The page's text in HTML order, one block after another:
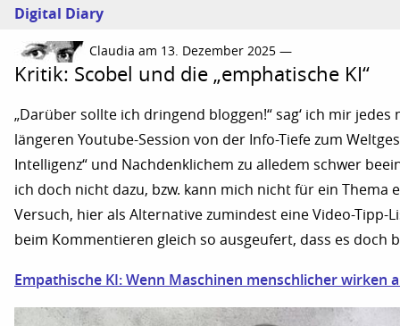
Digital Diary
Claudia am 13. Dezember 2025 —
Kritik: Scobel und die „emphatische KI“
„Darüber sollte ich dringend bloggen!“ sag‘ ich mir
längeren Youtube-Session von der Info-Tiefe zum
Intelligenz“ und Nachdenklichem zu alledem schwer
ich doch nicht dazu, bzw. kann mich nicht für ein Thema
Versuch, hier als Alternative zumindest eine Video-Tipp-
beim Kommentieren gleich so ausgeufert, dass es doch
Empathische KI: Wenn Maschinen menschlicher wirken